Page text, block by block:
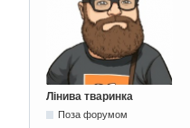
Лінива тваринка
Поза форумом